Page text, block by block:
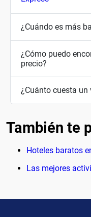
¿Cuándo es más
¿Cómo puedo
precio?
¿Cuánto cuesta un
También te
Hoteles baratos
Las mejores